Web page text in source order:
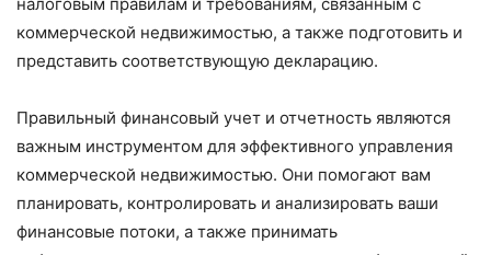
коммерческой недвижимостью, а также подготовить и
представить соответствующую декларацию.
Правильный финансовый учет и отчетность являются
важным инструментом для эффективного управления
коммерческой недвижимостью. Они помогают вам
планировать, контролировать и анализировать ваши
финансовые потоки, а также принимать